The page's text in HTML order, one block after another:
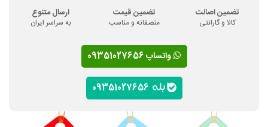
تضمین اصالت
کالا و گارانتی
تضمین قیمت
منصفانه و مناسب
ارسال متنوع
به سراسر ایران
واتساپ 09351027656